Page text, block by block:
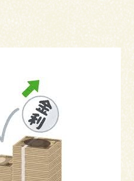
リフォーム